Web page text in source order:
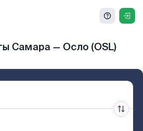
Самара — Осло (OSL)